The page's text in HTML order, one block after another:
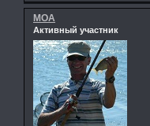
MOA
Активный участник